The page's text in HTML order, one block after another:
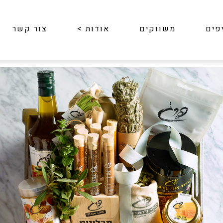
משווקים אודות> צור קשר